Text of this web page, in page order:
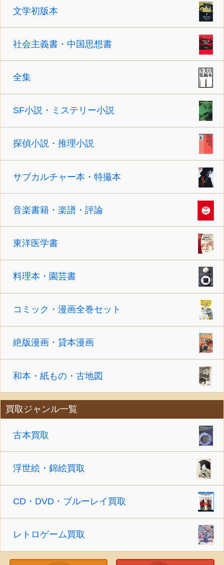
文学初版本
社会主義書・中国思想書
全集
SF小説・ミステリー小説
探偵小説・推理小説
サブカルチャー本・特撮本
音楽書籍・楽譜・評論
東洋医学書
料理本・園芸書
コミック・漫画全巻セット
絶版漫画・貸本漫画
和本・紙もの・古地図
買取ジャンル一覧
古本買取
浮世絵・錦絵買取
CD・DVD・ブルーレイ買取
レトロゲーム買取